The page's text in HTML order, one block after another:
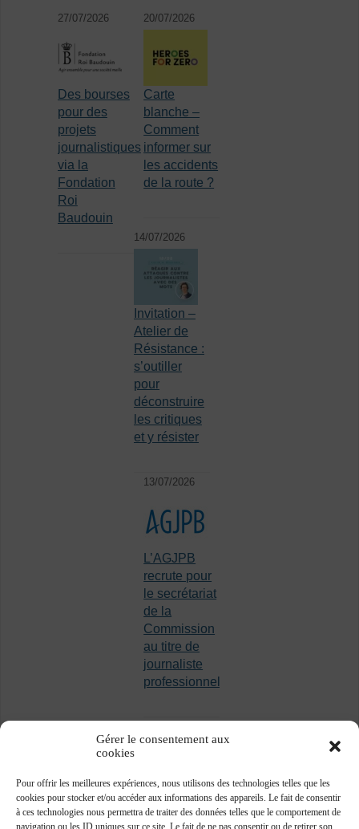
Gérer le consentement aux
cookies
Pour offrir les meilleures expériences, nous utilisons des technologies telles que les
cookies pour stocker et/ou accéder aux informations des appareils. Le fait de consentir
à ces technologies nous permettra de traiter des données telles que le comportement de
navigation ou les ID uniques sur ce site. Le fait de ne pas consentir ou de retirer son
27/07/2026
Des bourses
pour des
projets
journalistiques
via la
Fondation
Roi
Baudouin
20/07/2026
Carte
blanche –
Comment
informer sur
les accidents
de la route ?
14/07/2026
Invitation –
Atelier de
Résistance :
s’outiller
pour
déconstruire
les critiques
et y résister
13/07/2026
L’AGJPB
recrute pour
le secrétariat
de la
Commission
au titre de
journaliste
professionnel